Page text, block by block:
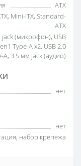
ATX
Mini-ITX, Standard-
ATX
(микрофон), USB
Type-A x2, USB 2.0
A, 3.5 мм jack (аудио)
нет
нет
набор крепежа